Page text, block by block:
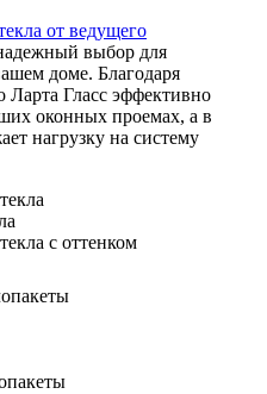
от ведущего
выбор для
доме. Благодаря
Ларта Гласс эффективно
оконных проемах, а в
нагрузку на систему
с оттенком